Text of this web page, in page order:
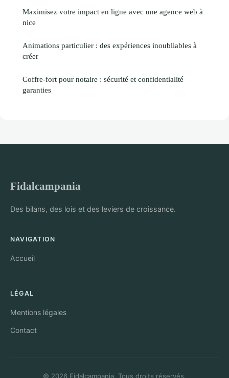
Maximisez votre impact en ligne avec une agence web à
nice
Animations particulier : des expériences inoubliables à
créer
Coffre-fort pour notaire : sécurité et confidentialité
garanties
Fidalcampania
Des bilans, des lois et des leviers de croissance.
NAVIGATION
Accueil
LÉGAL
Mentions légales
Contact
© 2026 Fidalcampania. Tous droits réservés.